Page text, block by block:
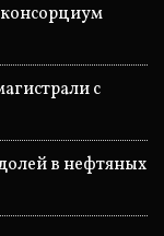
с
в нефтяных